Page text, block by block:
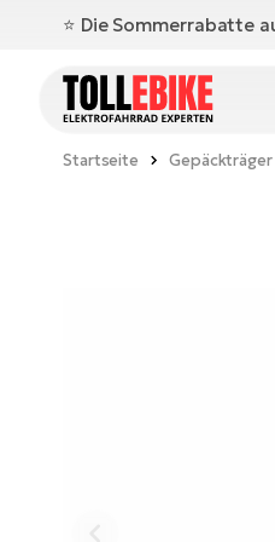
⭐️ Die Sommerrabatte
Startseite Gepäckträger